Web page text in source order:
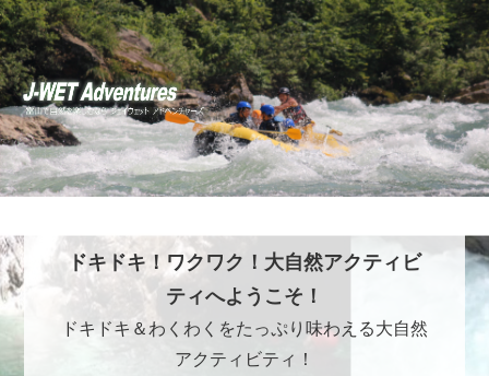
ドキドキ！ワクワク！大自然アクティビ
ティへようこそ！
ドキドキ＆わくわくをたっぷり味わえる大自然
アクティビティ！